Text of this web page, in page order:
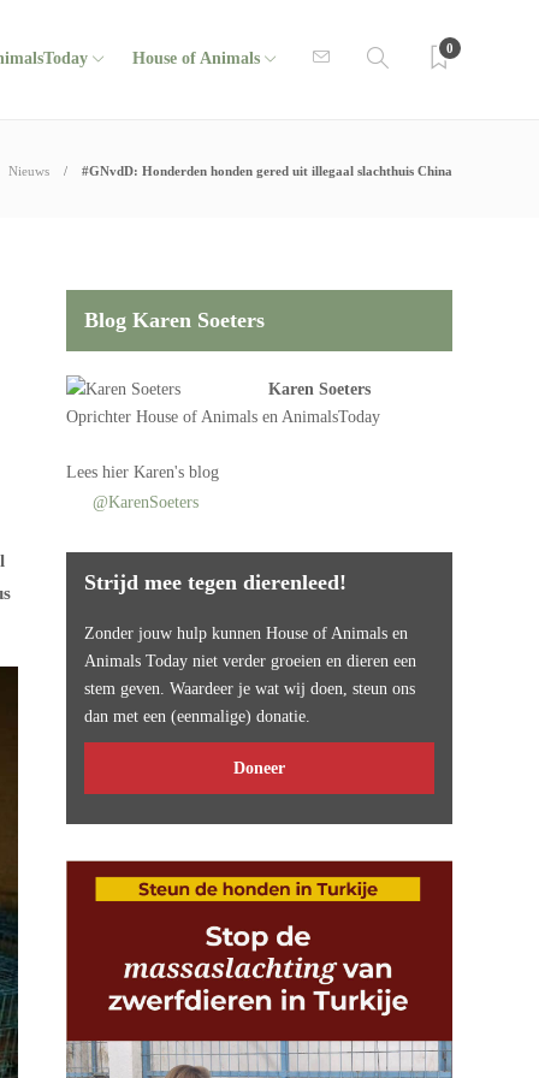
House of Animals
0
Nieuws #GNvdD: Honderden honden gered uit illegaal slachthuis China
Blog Karen Soeters
Karen Soeters
OprichterHouse of Animals en AnimalsToday
Leeshier Karen's blog
@KarenSoeters
Strijd mee tegen dierenleed!
Zonder jouw hulp kunnen House of Animals en
Animals Today niet verder groeien en dieren een
stem geven. Waardeer je wat wij doen, steun ons
dan met een (eenmalige) donatie.
Doneer